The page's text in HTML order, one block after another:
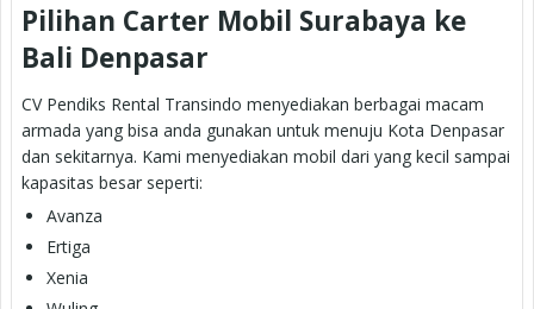
Pilihan Carter Mobil Surabaya ke
Bali Denpasar
CV Pendiks Rental Transindo menyediakan berbagai macam
armada yang bisa anda gunakan untuk menuju Kota Denpasar
dan sekitarnya. Kami menyediakan mobil dari yang kecil sampai
kapasitas besar seperti:
Avanza
Ertiga
Xenia